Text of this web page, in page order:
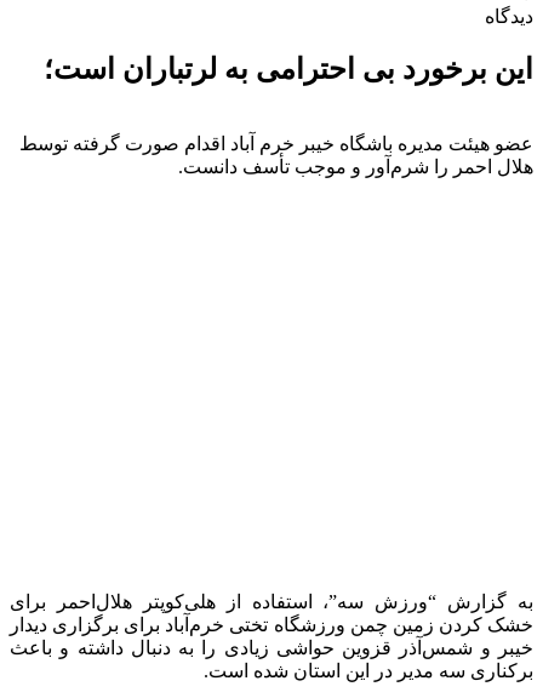
دیدگاه
این برخورد بی احترامی به لرتباران است؛
عضو هیئت مدیره باشگاه خیبر خرم‌ آباد اقدام صورت گرفته توسط
هلال احمر را شرم‌آور و موجب تأسف دانست.
به گزارش “ورزش سه”، استفاده از هلی‌کوپتر هلال‌احمر برای
خشک کردن زمین چمن ورزشگاه تختی خرم‌آباد برای برگزاری دیدار
خیبر و شمس‌آذر قزوین حواشی زیادی را به دنبال داشته و باعث
برکناری سه مدیر در این استان شده است.